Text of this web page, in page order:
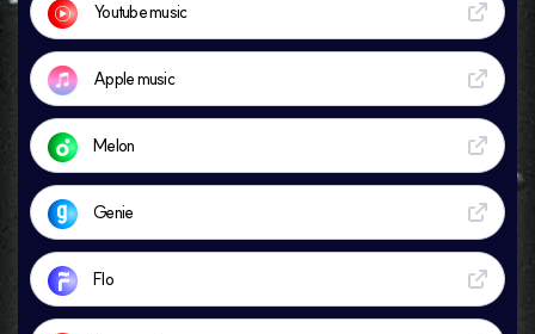
Youtube music
Apple music
Melon
Genie
Flo